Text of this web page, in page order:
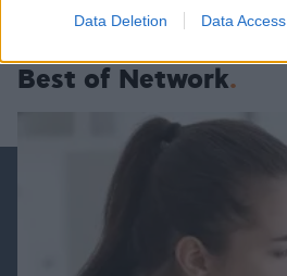
Data Deletion Data Access
Best of Network